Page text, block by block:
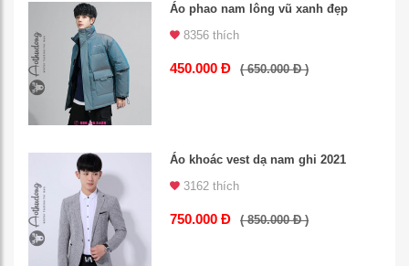
Áo phao nam lông vũ xanh đẹp
8356 thích
450.000 Đ ( 650.000 Đ )
Áo khoác vest dạ nam ghi 2021
3162 thích
750.000 Đ ( 850.000 Đ )